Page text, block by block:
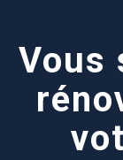
Vous